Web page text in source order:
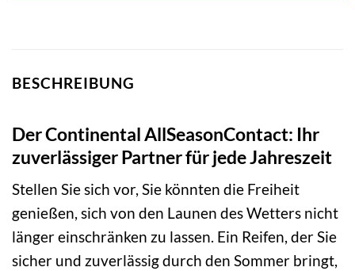
BESCHREIBUNG
Der Continental AllSeasonContact: Ihr
zuverlässiger Partner für jede Jahreszeit
Stellen Sie sich vor, Sie könnten die Freiheit
genießen, sich von den Launen des Wetters nicht
länger einschränken zu lassen. Ein Reifen, der Sie
sicher und zuverlässig durch den Sommer bringt,